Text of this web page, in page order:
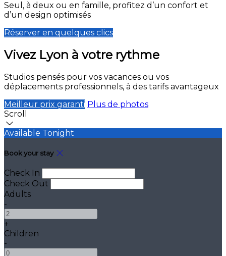
Seul, à deux ou en famille, profitez d’un confort et
d’un design optimisés
Réserver en quelques clics
Vivez Lyon à votre rythme
Studios pensés pour vos vacances ou vos
déplacements professionnels, à des tarifs avantageux
Meilleur prix garanti Plus de photos
Scroll
Available Tonight
Book your stay
Check In
Check Out
Adults
-
+
Children
-